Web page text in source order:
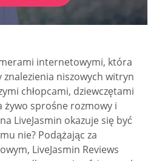
internetowymi, która
niszowych witryn
chłopcami, dziewczętami
żywo sprośne rozmowy i
LiveJasmin okazuje się być
nie? Podążając za
LiveJasmin Reviews